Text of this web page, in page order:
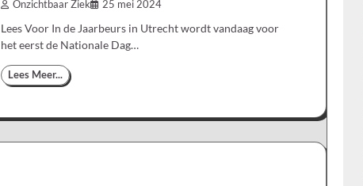
Onzichtbaar Ziek 25 mei 2024
Lees Voor In de Jaarbeurs in Utrecht wordt vandaag voor
het eerst de Nationale Dag…
Lees Meer...